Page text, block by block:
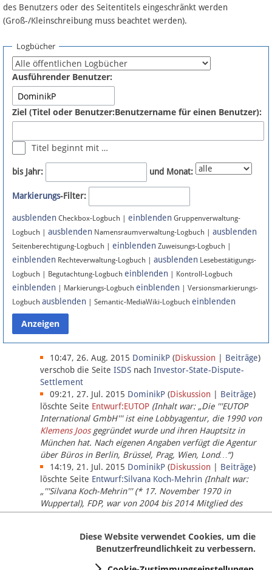
FAQ
Fördermitglied werden
Fehler melden
Newsletter
Bluesky
Facebook
Instagram
Anmelden
Datenschutz
Über Lobbypedia
Impressum
des Benutzers oder des Seitentitels eingeschränkt werden
(Groß-/Kleinschreibung muss beachtet werden).
Logbücher
Ausführender Benutzer:
Ziel (Titel oder Benutzer:Benutzername für einen Benutzer):
Titel beginnt mit …
bis Jahr: und Monat:
Markierungs-Filter:
ausblenden Checkbox-Logbuch | einblenden Gruppenverwaltung-
Logbuch | ausblenden Namensraumverwaltung-Logbuch | ausblenden
Seitenberechtigung-Logbuch | einblenden Zuweisungs-Logbuch |
einblenden Rechteverwaltung-Logbuch | ausblenden Lesebestätigungs-
Logbuch | Begutachtung-Logbuch einblenden | Kontroll-Logbuch
einblenden | Markierungs-Logbuch einblenden | Versionsmarkierungs-
Logbuch ausblenden | Semantic-MediaWiki-Logbuch einblenden
10:47, 26. Aug. 2015 DominikP (Diskussion Beiträge)
verschob die Seite ISDS nach Investor-State-Dispute-
Settlement
09:21, 27. Jul. 2015 DominikP (Diskussion Beiträge)
löschte Seite Entwurf:EUTOP (Inhalt war: „Die '''EUTOP
International GmbH''' ist eine Lobbyagentur, die 1990 von
Klemens Joosgegründet wurde und ihren Hauptsitz in
München hat. Nach eigenen Angaben verfügt die Agentur
über Büros in Berlin, Brüssel, Prag, Wien, Lond…“)
14:19, 21. Jul. 2015 DominikP (Diskussion Beiträge)
löschte Seite Entwurf:Silvana Koch-Mehrin (Inhalt war:
„'''Silvana Koch-Mehrin''' (* 17. November 1970 in
Wuppertal), FDP, war von 2004 bis 2014 Mitglied des
Europäischen Parlaments, seit November 2014 ist sie für
Diese Website verwendet Cookies, um die
Benutzerfreundlichkeit zu verbessern.